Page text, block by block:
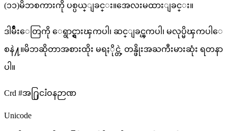
(၁၁)မိဘစကားကို ပစ္ပယ္ျခင္း။အေလးမထားျခင္း။
ဒါမ်ိဳးေတြကို ေရွာင္ရွားၾကပါ၊ ဆင္ျခင္ၾကပါ၊ မလုပ္မိၾကပါေ
စနဲ႔။မိဘဆိုတာအစားထိုး မရႏိုင္တဲ့ တန္ဖိုးအႀကီးမားဆုံး ရတနာ
ပါ။
Crd #အ႐ြငၨဝနဉာဏ
Unicode